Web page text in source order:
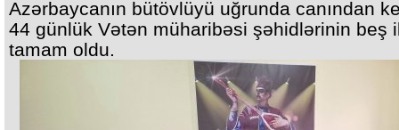
Azərbaycanın bütövlüyü uğrunda canından
44 günlük Vətən müharibəsi şəhidlərinin beş
tamam oldu.